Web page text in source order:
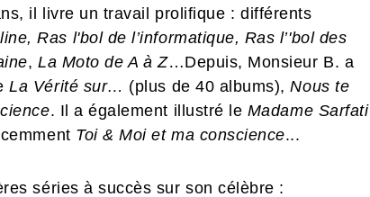
il livre un travail prolifique : différents
Ras l'bol de l’informatique, Ras l’'bol des
,La Moto de A à Z…Depuis, Monsieur B. a
La Vérité sur… (plus de 40 albums), Nous te
. Il a également illustré le Madame Sarfati
Toi & Moi et ma conscience...
séries à succès sur son célèbre :